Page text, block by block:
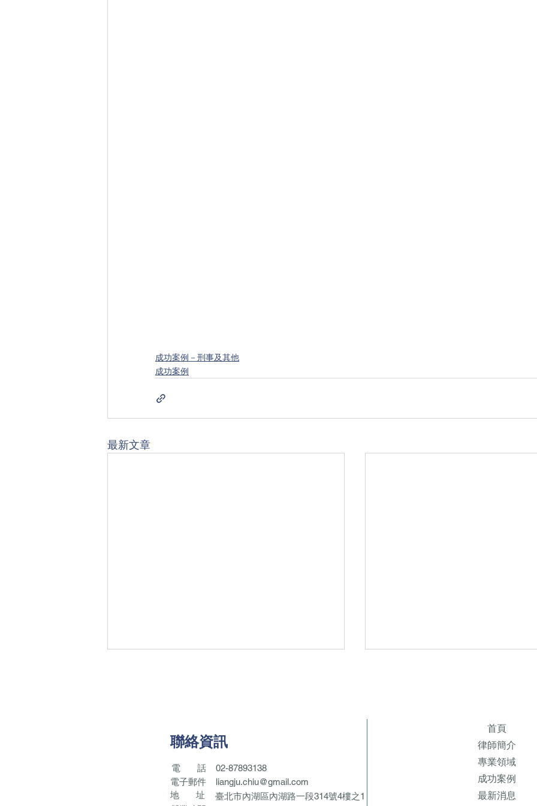
成功案例－刑事及其他
成功案例
最新文章
【刑事案例】違反著作權法案件，經律師協 【刑事案例】人頭帳戶不起訴，
聯絡資訊
電
話
電子郵件
地 址
02-87893138
liangju.chiu@gmail.com
臺北市內湖區內湖路一段314號4樓之1
首頁
律師簡介
專業領域
成功案例
最新消息